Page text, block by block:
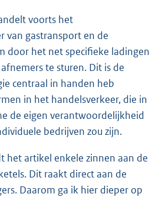
voorts het
van gastransport en de
door het net specifieke ladingen
te sturen. Dit is de
centraal in handen heb
in het handelsverkeer, die in
de eigen verantwoordelijkheid
bedrijven zou zijn.
het artikel enkele zinnen aan de
Dit raakt direct aan de
Daarom ga ik hier dieper op